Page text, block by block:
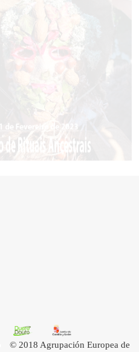
© 2018 Agrupación Europea de